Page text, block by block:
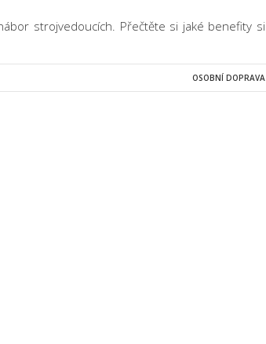
strojvedoucích. Přečtěte si jaké benefity si
OSOBNÍ DOPRAVA